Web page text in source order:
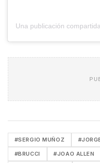
#SERGIO MUÑOZ
#BRUCCI #JOAO ALLEN